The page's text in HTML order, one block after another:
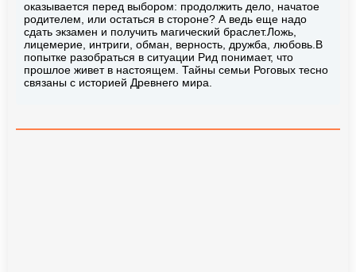
оказывается перед выбором: продолжить дело, начатое
родителем, или остаться в стороне? А ведь еще надо
сдать экзамен и получить магический браслет.Ложь,
лицемерие, интриги, обман, верность, дружба, любовь.В
попытке разобраться в ситуации Рид понимает, что
прошлое живет в настоящем. Тайны семьи Роговых тесно
связаны с историей Древнего мира.